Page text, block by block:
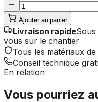
Ajouter au panier
Livraison rapideSous
vous sur le chantier
Tous les matériaux
Conseil technique
En relation
Vous pourriez